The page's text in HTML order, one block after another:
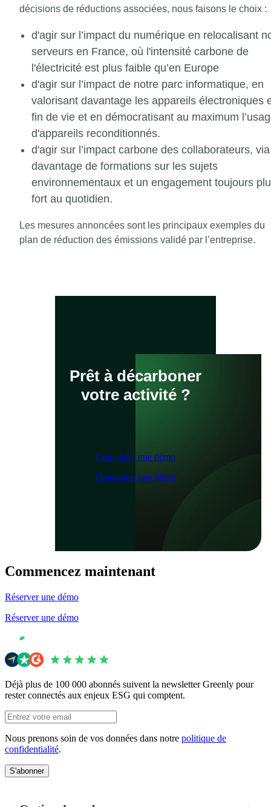
décisions de réductions associées, nous faisons le choix :
d'agir sur l’impact du numérique en relocalisant
serveurs en France, où l'intensité carbone de
l'électricité est plus faible qu’en Europe
d'agir sur l’impact de notre parc informatique, en
valorisant davantage les appareils électroniques
fin de vie et en démocratisant au maximum
d'appareils reconditionnés.
d'agir sur l’impact carbone des collaborateurs, via
davantage de formations sur les sujets
environnementaux et un engagement toujours
fort au quotidien.
Les mesures annoncées sont les principaux exemples du
plan de réduction des émissions validé par l’entreprise.
Prêt à décarboner
votre activité ?
Demander une démo
Demander une démo
Commencez maintenant
Réserver une démo
Réserver une démo
Déjà plus de 100 000 abonnés suivent la newsletter Greenly pour
rester connectés aux enjeux ESG qui comptent.
Nous prenons soin de vos données dans notre politique de
confidentialité.
S'abonner